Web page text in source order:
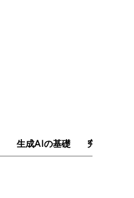
生成AIの基礎 究極のAI